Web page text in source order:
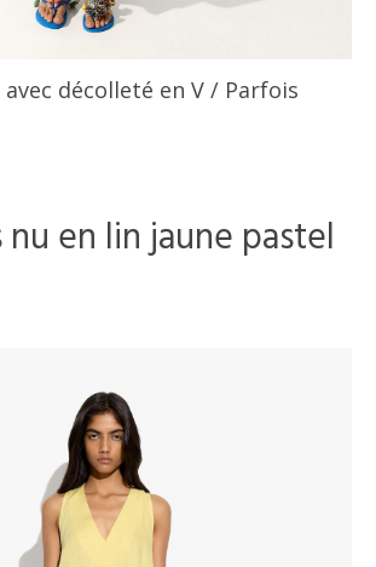
décolleté en V / Parfois
nu en lin jaune pastel